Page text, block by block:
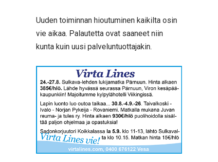
Uuden toiminnan hioutuminen kaikilta osin
vie aikaa. Palautetta ovat saaneet niin
kunta kuin uusi palveluntuottajakin.